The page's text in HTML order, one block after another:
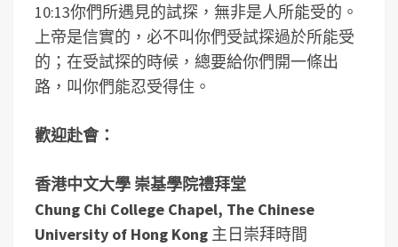
10:13你們所遇見的試探，無非是人所能受的。
上帝是信實的，必不叫你們受試探過於所能受
的；在受試探的時候，總要給你們開一條出
路，叫你們能忍受得住。
歡迎赴會：
香港中文大學 崇基學院禮拜堂
Chung Chi College Chapel, The Chinese
University of Hong Kong 主日崇拜時間